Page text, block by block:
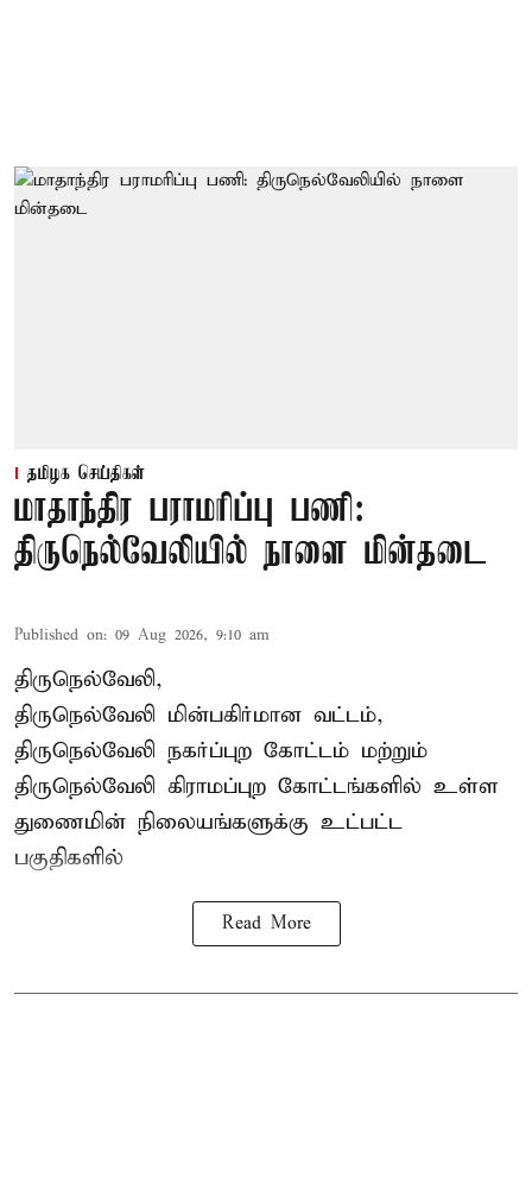
தமிழக செய்திகள்
மாதாந்திர பராமரிப்பு பணி:
திருநெல்வேலியில் நாளை மின்தடை
Published on: 09 Aug 2026, 9:10 am
திருநெல்வேலி,
திருநெல்வேலி மின்பகிர்மான வட்டம்,
திருநெல்வேலி நகர்ப்புற கோட்டம் மற்றும்
திருநெல்வேலி கிராமப்புற கோட்டங்களில் உள்ள
துணைமின் நிலையங்களுக்கு உட்பட்ட
பகுதிகளில்
Read More